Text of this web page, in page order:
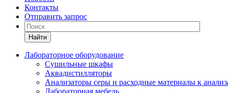
Контакты
Отправить запрос
Найти
Лабораторное оборудование
Cушильные шкафы
Аквадистилляторы
Анализаторы серы и расходные материалы к
Лабораторная мебель